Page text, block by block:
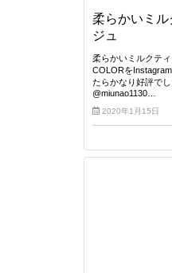
柔らかいミ
ジュ
柔らかいミルクティ
COLORを
たらかなり好評で
@miunao1130…
2020年1月15日